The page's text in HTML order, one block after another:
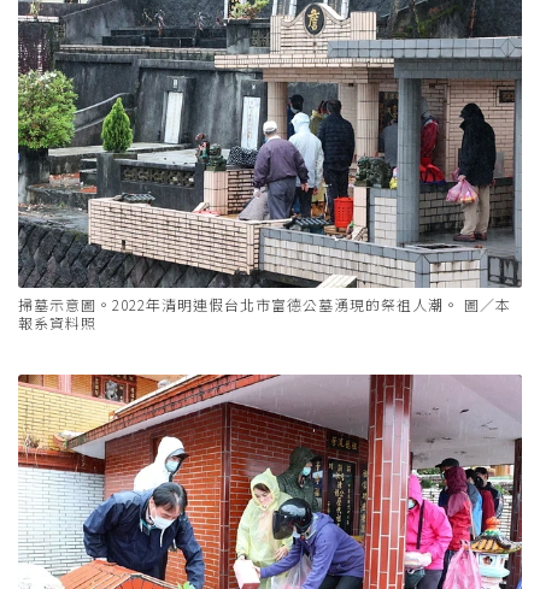
掃墓示意圖。2022年清明連假台北市富德公墓湧現的祭祖人潮。 圖／本
報系資料照